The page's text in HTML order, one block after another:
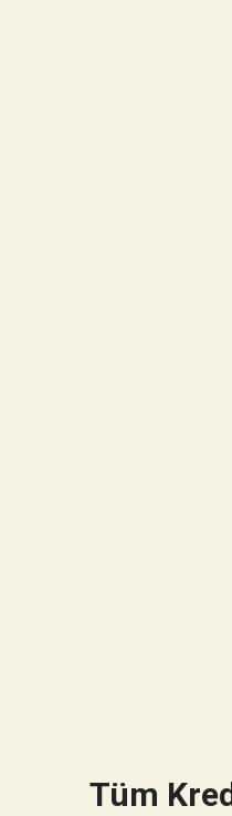
Tüm